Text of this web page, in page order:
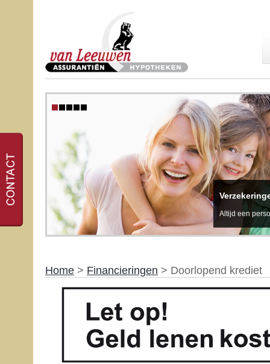
Altijd een
Home > Financieringen > Doorlopend krediet